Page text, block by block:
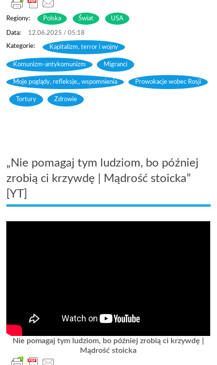
Regiony: Polska Świat USA
12.06.2025 / 05:18
Kapitalizm, terror i wojny
Komunizm-antykomunizm , Migranci
Moje poglądy, refleksje,, wspomnienia , Prowokacje wobec Rosji
, Tortury , Zdrowie
„Nie pomagaj tym ludziom, bo później
zrobią ci krzywdę | Mądrość stoicka”
[YT]
Nie pomagaj tym ludziom, bo później zrobią ci krzywdę |
Mądrość stoicka